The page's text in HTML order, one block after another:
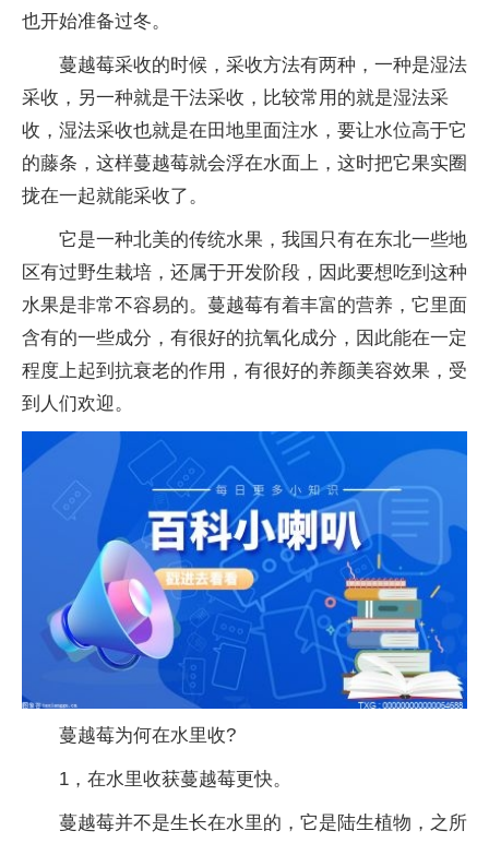
也开始准备过冬。
蔓越莓采收的时候，采收方法有两种，一种是湿法
采收，另一种就是干法采收，比较常用的就是湿法采
收，湿法采收也就是在田地里面注水，要让水位高于它
的藤条，这样蔓越莓就会浮在水面上，这时把它果实圈
拢在一起就能采收了。
它是一种北美的传统水果，我国只有在东北一些地
区有过野生栽培，还属于开发阶段，因此要想吃到这种
水果是非常不容易的。蔓越莓有着丰富的营养，它里面
含有的一些成分，有很好的抗氧化成分，因此能在一定
程度上起到抗衰老的作用，有很好的养颜美容效果，受
到人们欢迎。
蔓越莓为何在水里收?
1，在水里收获蔓越莓更快。
蔓越莓并不是生长在水里的，它是陆生植物，之所